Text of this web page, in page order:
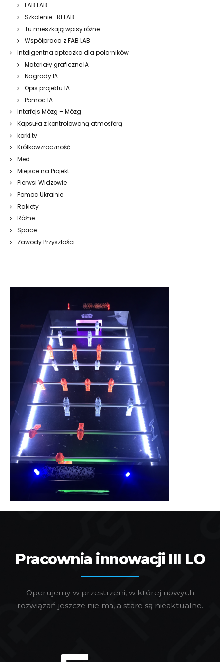
FAB LAB
Szkolenie TRI LAB
Tu mieszkają wpisy różne
Współpraca z FAB LAB
Inteligentna apteczka dla polarników
Materiały graficzne IA
Nagrody IA
Opis projektu IA
Pomoc IA
Interfejs Mózg – Mózg
Kapsuła z kontrolowaną atmosferą
korki.tv
Krótkowzroczność
Med
Miejsce na Projekt
Pierwsi Widzowie
Pomoc Ukrainie
Rakiety
Różne
Space
Zawody Przyszłości
Pracownia innowacji III LO
Operujemy w przestrzeni, w której nowych
rozwiązań jeszcze nie ma, a stare są nieaktualne.